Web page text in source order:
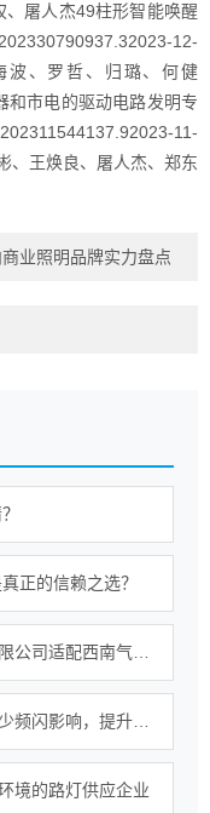
屠人杰49柱形智能唤醒
12-
波、罗哲、归璐、何健
和市电的驱动电路发明专
11-
、王焕良、屠人杰、郑东
业照明品牌实力盘点
正的信赖之选？
境的路灯供应企业